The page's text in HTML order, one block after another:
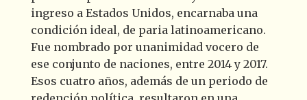
ingreso a Estados Unidos, encarnaba una
condición ideal, de paria latinoamericano.
Fue nombrado por unanimidad vocero de
ese conjunto de naciones, entre 2014 y 2017.
Esos cuatro años, además de un periodo de